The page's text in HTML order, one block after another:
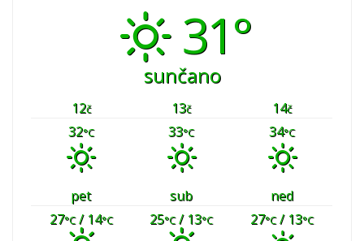
31°
sunčano
12č 13č 14č
32°C 33°C 34°C
pet sub
ned
27°C/ 14°C 25°C/ 13°C 27°C/ 13°C